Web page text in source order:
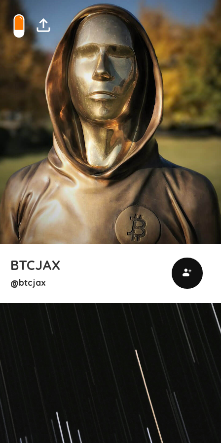
BTCJAX
@btcjax